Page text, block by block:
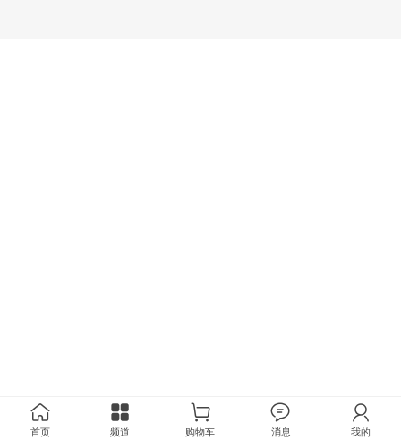
首页 频道 购物车 消息 我的